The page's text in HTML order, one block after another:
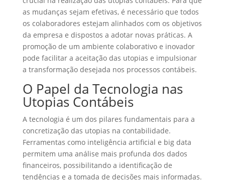
as mudanças sejam efetivas, é necessário que todos
os colaboradores estejam alinhados com os objetivos
da empresa e dispostos a adotar novas práticas. A
promoção de um ambiente colaborativo e inovador
pode facilitar a aceitação das utopias e impulsionar
a transformação desejada nos processos contábeis.
O Papel da Tecnologia nas
Utopias Contábeis
A tecnologia é um dos pilares fundamentais para a
concretização das utopias na contabilidade.
Ferramentas como inteligência artificial e big data
permitem uma análise mais profunda dos dados
financeiros, possibilitando a identificação de
tendências e a tomada de decisões mais informadas.